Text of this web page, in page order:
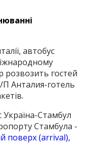
автобус
розвозить гостей
Анталия-готель
Україна-Стамбул
Стамбула -
поверх (arrival),